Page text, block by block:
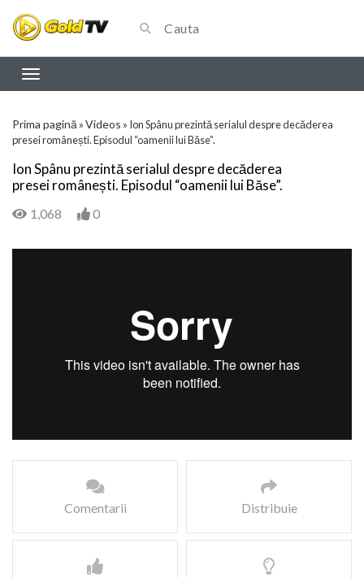
Prima pagină »Videos » Ion Spânu prezintă serialul despre decăderea
presei românești. Episodul “oamenii lui Băse”.
Ion Spânu prezintă serialul despre decăderea
presei românești. Episodul “oamenii lui Băse”.
1,068 0
Comentarii Distribuie